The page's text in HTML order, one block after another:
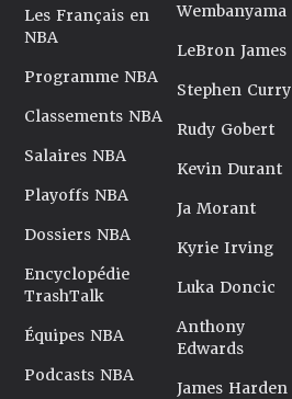
Les Français en
NBA
Programme NBA
Classements NBA
Salaires NBA
Playoffs NBA
Dossiers NBA
Encyclopédie
TrashTalk
Équipes NBA
Podcasts NBA
Wembanyama
LeBron James
Stephen Curry
Rudy Gobert
Kevin Durant
Ja Morant
Kyrie Irving
Luka Doncic
Anthony
Edwards
James Harden